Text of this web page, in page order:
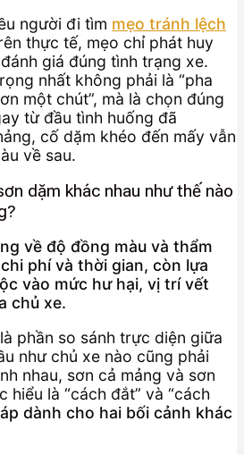
người đi tìm mẹo tránh lệch
thực tế, mẹo chỉ phát huy
giá đúng tình trạng xe.
nhất không phải là “pha
một chút”, mà là chọn đúng
từ đầu tình huống đã
cố dặm khéo đến mấy vẫn
về sau.
dặm khác nhau như thế nào
về độ đồng màu và thẩm
phí và thời gian, còn lựa
vào mức hư hại, vị trí vết
chủ xe.
phần so sánh trực diện giữa
như chủ xe nào cũng phải
nhau, sơn cả mảng và sơn
hiểu là “cách đắt” và “cách
dành cho hai bối cảnh khác